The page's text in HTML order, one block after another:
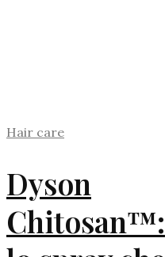
Hair care
Dyson
Chitosan™: